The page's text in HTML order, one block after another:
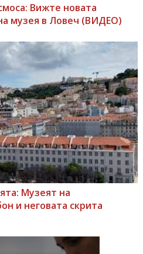
Вижте новата
музея в Ловеч (ВИДЕО)
Музеят на
и неговата скрита